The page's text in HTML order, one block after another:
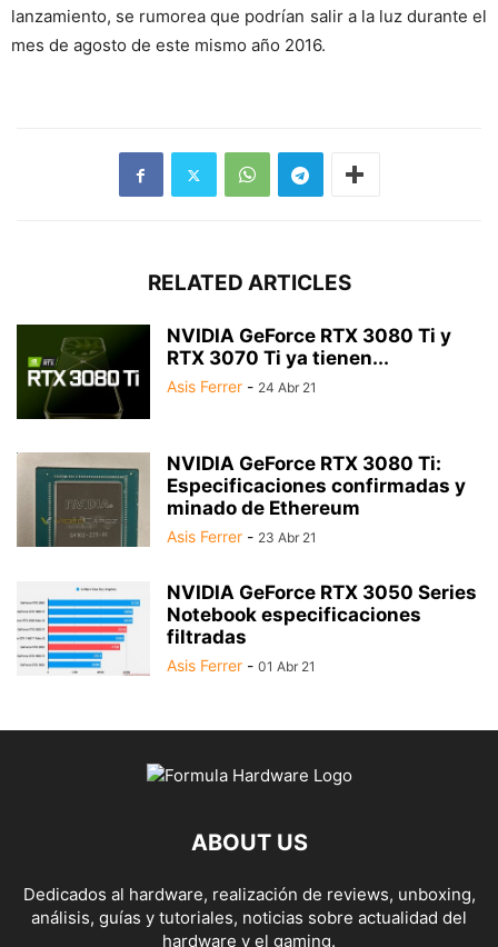
lanzamiento, se rumorea que podrían salir a la luz durante el
mes de agosto de este mismo año 2016.
RELATED ARTICLES
NVIDIA GeForce RTX 3080 Ti y
RTX 3070 Ti ya tienen...
Asis Ferrer - 24 Abr 21
NVIDIA GeForce RTX 3080 Ti:
Especificaciones confirmadas y
minado de Ethereum
Asis Ferrer - 23 Abr 21
NVIDIA GeForce RTX 3050 Series
Notebook especificaciones
filtradas
Asis Ferrer - 01 Abr 21
ABOUT US
Dedicados al hardware, realización de reviews, unboxing,
análisis, guías y tutoriales, noticias sobre actualidad del
hardware y el gaming.